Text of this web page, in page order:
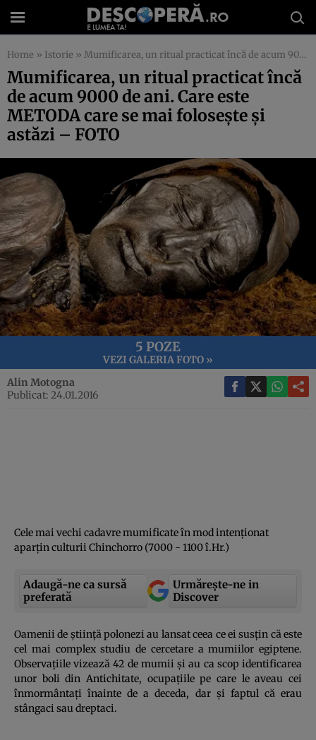
Home » Istorie » Mumificarea, un ritual practicat încă de acum 9000 de ani. Care este METODA care se mai foloseşte şi astăzi – FOTO
Mumificarea, un ritual practicat încă
de acum 9000 de ani. Care este
METODA care se mai foloseşte şi
astăzi – FOTO
5 POZE
VEZI GALERIA FOTO »
Alin Motogna
Publicat: 24.01.2016
Cele mai vechi cadavre mumificate în mod intenţionat
aparţin culturii Chinchorro (7000 - 1100 î.Hr.)
Adaugă-ne ca sursă
preferată
Urmărește-ne in
Discover
Oamenii de ştiinţă polonezi au lansat ceea ce ei susţin că este
cel mai complex studiu de cercetare a mumiilor egiptene.
Observaţiile vizează 42 de mumii şi au ca scop identificarea
unor boli din Antichitate, ocupaţiile pe care le aveau cei
înmormântaţi înainte de a deceda, dar şi faptul că erau
stângaci sau dreptaci.